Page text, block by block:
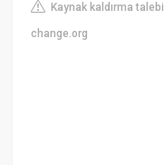
Kaynak kaldırma talebi
change.org